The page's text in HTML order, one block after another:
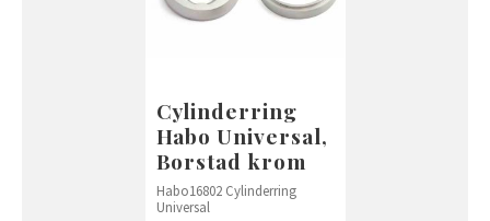
Cylinderring
Habo Universal,
Borstad krom
Habo16802 Cylinderring
Universal